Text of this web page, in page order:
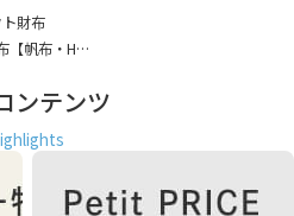
ディネートに1点投入でより明るい見映え
生成・朱鷺（トキ）、大人シック＋かわ
・オイタケ、アイテムによっても印象が
財布
【帆布・H…
ンテンツ